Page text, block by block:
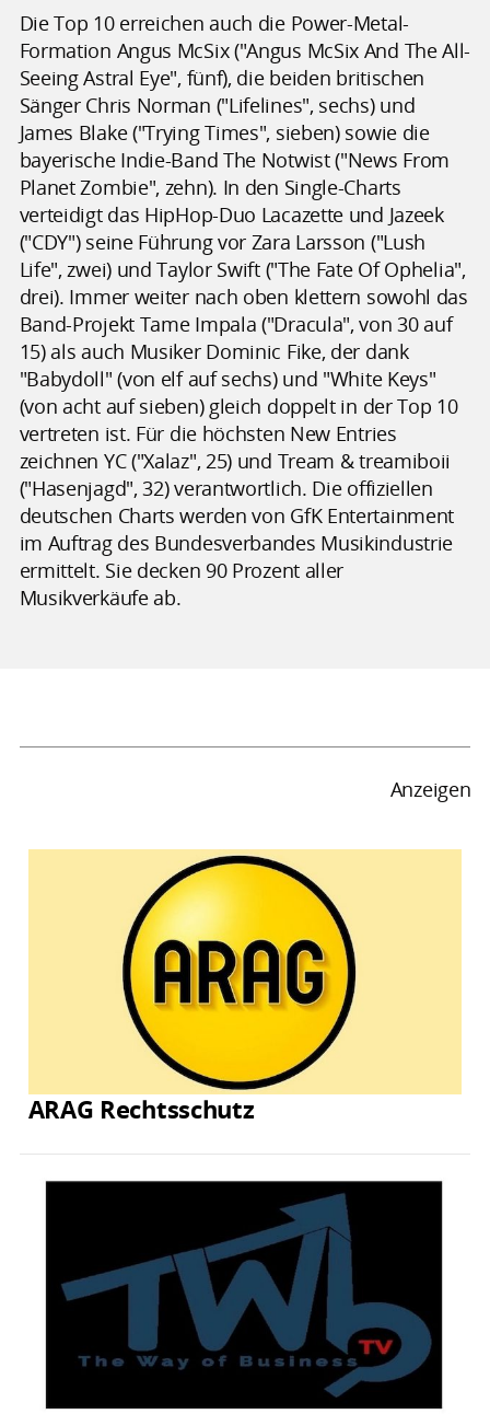
Die Top 10 erreichen auch die Power-Metal-
Formation Angus McSix ("Angus McSix And The All-
Seeing Astral Eye", fünf), die beiden britischen
Sänger Chris Norman ("Lifelines", sechs) und
James Blake ("Trying Times", sieben) sowie die
bayerische Indie-Band The Notwist ("News From
Planet Zombie", zehn). In den Single-Charts
verteidigt das HipHop-Duo Lacazette und Jazeek
("CDY") seine Führung vor Zara Larsson ("Lush
Life", zwei) und Taylor Swift ("The Fate Of Ophelia",
drei). Immer weiter nach oben klettern sowohl das
Band-Projekt Tame Impala ("Dracula", von 30 auf
15) als auch Musiker Dominic Fike, der dank
"Babydoll" (von elf auf sechs) und "White Keys"
(von acht auf sieben) gleich doppelt in der Top 10
vertreten ist. Für die höchsten New Entries
zeichnen YC ("Xalaz", 25) und Tream & treamiboii
("Hasenjagd", 32) verantwortlich. Die offiziellen
deutschen Charts werden von GfK Entertainment
im Auftrag des Bundesverbandes Musikindustrie
ermittelt. Sie decken 90 Prozent aller
Musikverkäufe ab.
Anzeigen
ARAG Rechtsschutz